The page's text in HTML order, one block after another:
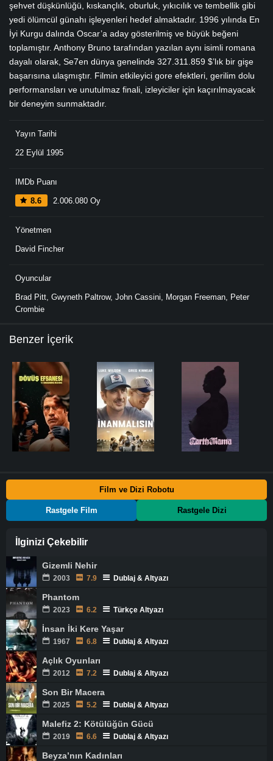
şehvet düşkünlüğü, kıskançlık, oburluk, yıkıcılık ve tembellik gibi
yedi ölümcül günahı işleyenleri hedef almaktadır. 1996 yılında En
İyi Kurgu dalında Oscar’a aday gösterilmiş ve büyük beğeni
toplamıştır. Anthony Bruno tarafından yazılan aynı isimli romana
dayalı olarak, Se7en dünya genelinde 327.311.859 $’lık bir gişe
başarısına ulaşmıştır. Filmin etkileyici gore efektleri, gerilim dolu
performansları ve unutulmaz finali, izleyiciler için kaçırılmayacak
bir deneyim sunmaktadır.
Yayın Tarihi
22 Eylül 1995
IMDb Puanı
8.6 2.006.080 Oy
Yönetmen
David Fincher
Oyuncular
Brad Pitt, Gwyneth Paltrow, John Cassini, Morgan Freeman, Peter
Crombie
Benzer İçerik
Film ve Dizi Robotu
Rastgele Film Rastgele Dizi
İlginizi Çekebilir
Gizemli Nehir
2003 7.9 Dublaj & Altyazı
Phantom
2023 6.2 Türkçe Altyazı
İnsan İki Kere Yaşar
1967 6.8 Dublaj & Altyazı
Açlık Oyunları
2012 7.2 Dublaj & Altyazı
Son Bir Macera
2025 5.2 Dublaj & Altyazı
Malefiz 2: Kötülüğün Gücü
2019 6.6 Dublaj & Altyazı
Beyza’nın Kadınları